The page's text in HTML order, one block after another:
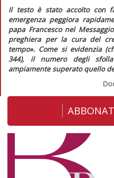
Il testo è stato accolto con
emergenza peggiora
papa Francesco nel Messaggio
preghiera per la cura del
tempo». Come si evidenzia
344), il numero degli
ampiamente superato quello